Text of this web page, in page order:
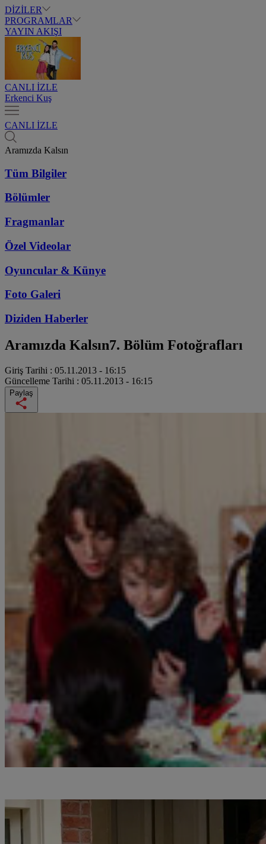
DİZİLER
PROGRAMLAR
YAYIN AKIŞI
CANLI İZLE
Erkenci Kuş
CANLI İZLE
Aramızda Kalsın
Tüm Bilgiler
Bölümler
Fragmanlar
Özel Videolar
Oyuncular & Künye
Foto Galeri
Diziden Haberler
Aramızda Kalsın7. Bölüm Fotoğrafları
Giriş Tarihi : 05.11.2013 - 16:15
Güncelleme Tarihi : 05.11.2013 - 16:15
Paylaş